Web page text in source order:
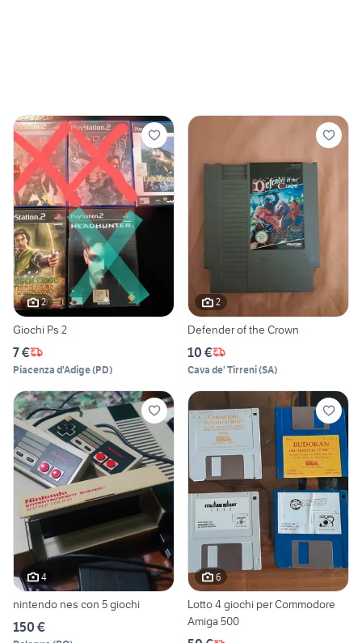
2
Giochi Ps 2
7 €
Piacenza d'Adige(PD)
2
Defender of the Crown
10 €
Cava de' Tirreni(SA)
4
nintendo nes con 5 giochi
150 €
6
Lotto 4 giochi per Commodore
Amiga 500